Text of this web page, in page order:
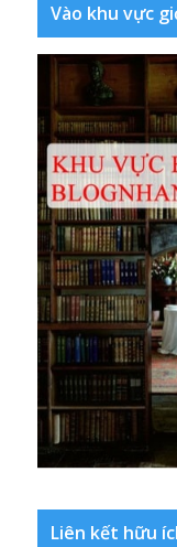
Vào khu vực
Liên kết hữu